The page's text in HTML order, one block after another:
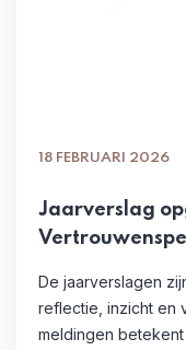
18 FEBRUARI 2026
Jaarverslag
De jaarverslagen
reflectie, inzicht en
meldingen